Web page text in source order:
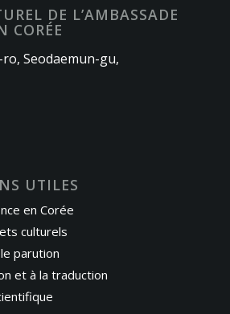
DE L’AMBASSADE
CORÉE
Seodaemun-gu,
UTILES
en Corée
culturels
parution
et à la traduction